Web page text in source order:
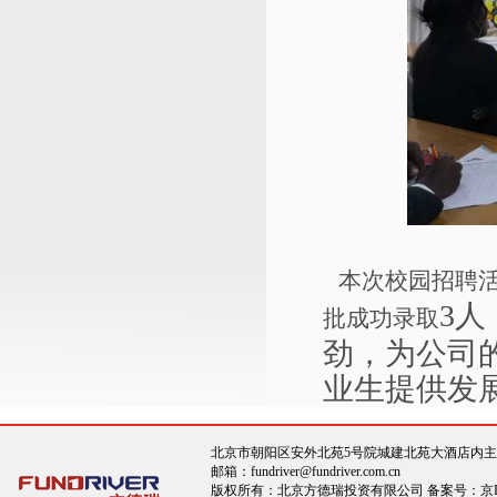
本次校园招聘
批成功录取3人
劲，为公司
业生提供发
北京市朝阳区安外北苑5号院城建北苑大酒店内
邮箱：fundriver@fundriver.com.cn
版权所有：北京方德瑞投资有限公司 备案号：京